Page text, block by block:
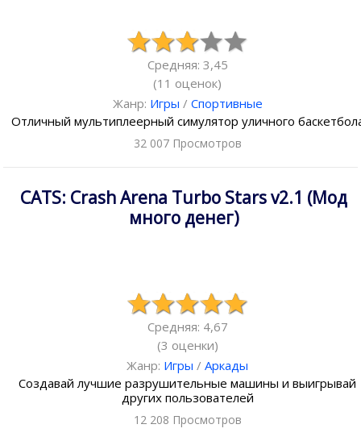
Средняя: 3,45
(11 оценок)
Жанр: Игры / Спортивные
Отличный мультиплеерный симулятор уличного
32 007 Просмотров
CATS: Crash Arena Turbo Stars v2.1 (Мод
много денег)
Средняя: 4,67
(3 оценки)
Жанр: Игры /Аркады
Создавай лучшие разрушительные машины и выигрывай
других пользователей
12 208 Просмотров